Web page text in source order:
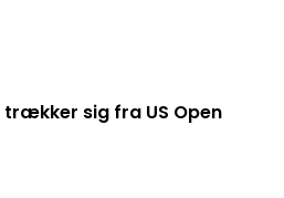
sig fra US Open